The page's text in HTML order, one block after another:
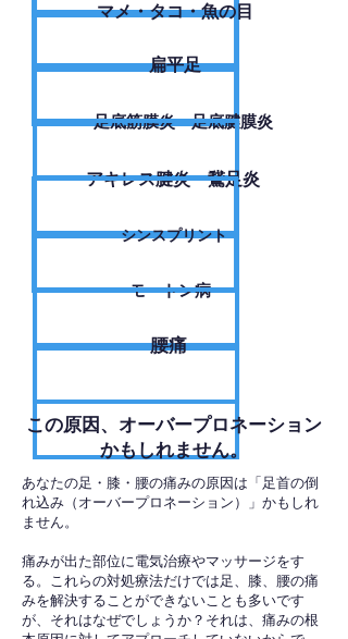
​マメ・タコ・魚の目
扁平足
足底筋膜炎・足底腱膜炎
アキレス腱炎・鵞足炎
シンスプリント
モートン病
腰痛
​この原因、オーバープロネーション
かもしれません。
あなたの足・膝・腰の痛みの原因は「足首の倒
れ込み（オーバープロネーション）」かもしれ
ません。
痛みが出た部位に電気治療やマッサージをす
る。これらの対処療法だけでは足、膝、腰の痛
みを解決することができないことも多いです
が、それはなぜでしょうか？それは、痛みの根